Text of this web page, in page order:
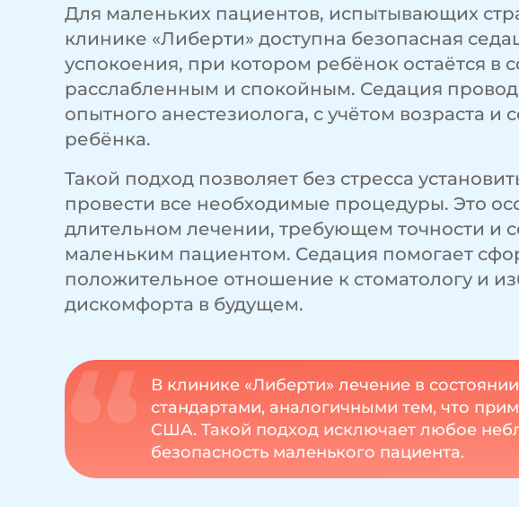
Для маленьких пациентов, испытывающих
клинике «Либерти» доступна безопасная
успокоения, при котором ребёнок остаётся в
расслабленным и спокойным. Седация
опытного анестезиолога, с учётом возраста и
ребёнка.
Такой подход позволяет без стресса
провести все необходимые процедуры. Это
длительном лечении, требующем точности и
маленьким пациентом. Седация помогает
положительное отношение к стоматологу и
дискомфорта в будущем.
В клинике «Либерти» лечение в
стандартами, аналогичными тем, что
США. Такой подход исключает любое
безопасность маленького пациента.